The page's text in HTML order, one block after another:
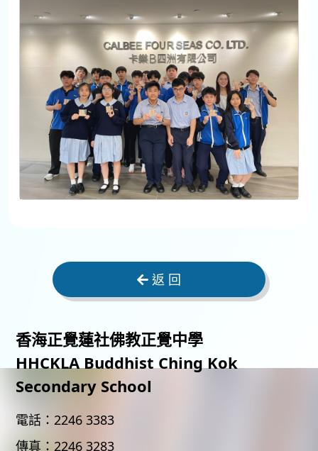
返 回
香海正覺蓮社佛教正覺中學
HHCKLA Buddhist Ching Kok
Secondary School
電話： 2246 3383
傳真： 2246 3283